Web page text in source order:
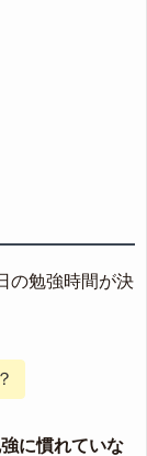
の勉強時間が決
に慣れていな